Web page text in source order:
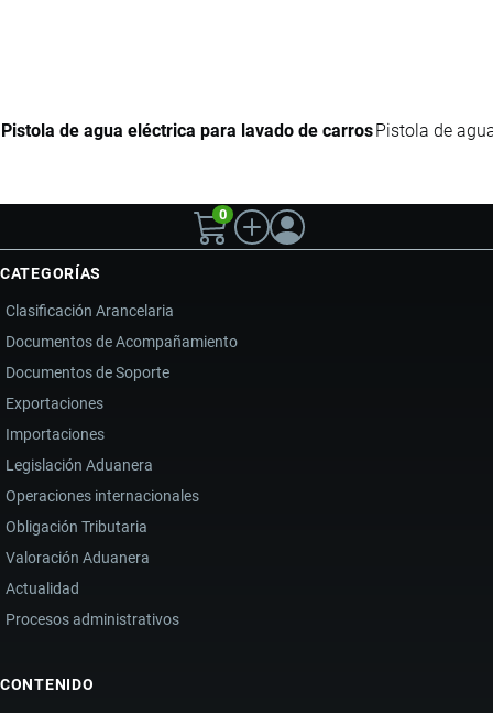
Pistola de agua eléctrica para lavado de carros Pistola de
0
CATEGORÍAS
Clasificación Arancelaria
Documentos de Acompañamiento
Documentos de Soporte
Exportaciones
Importaciones
Legislación Aduanera
Operaciones internacionales
Obligación Tributaria
Valoración Aduanera
Actualidad
Procesos administrativos
CONTENIDO